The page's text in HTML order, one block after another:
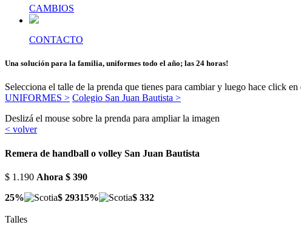
CAMBIOS
CONTACTO
Una solución para la familia, uniformes todo el año; las 24 horas!
Selecciona el talle de la prenda que tienes para cambiar y luego hace click
UNIFORMES > Colegio San Juan Bautista >
Deslizá el mouse sobre la prenda para ampliar la imagen
< volver
Remera de handball o volley San Juan Bautista
$ 1.190 Ahora $ 390
25%
$ 29315% $ 332
Talles